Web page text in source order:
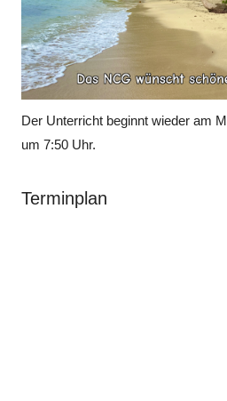
Der Unterricht beginnt wieder am
um 7:50 Uhr.
Terminplan